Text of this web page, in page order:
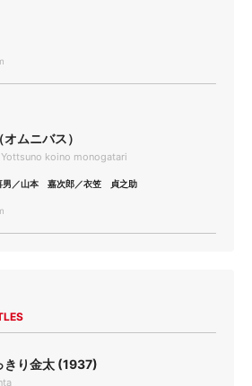
ムニバス）
koino monogatari
／山本 嘉次郎／衣笠 貞之助
きり金太 (1937)